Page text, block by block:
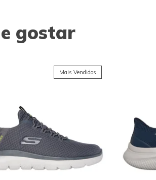
gostar
Mais Vendidos